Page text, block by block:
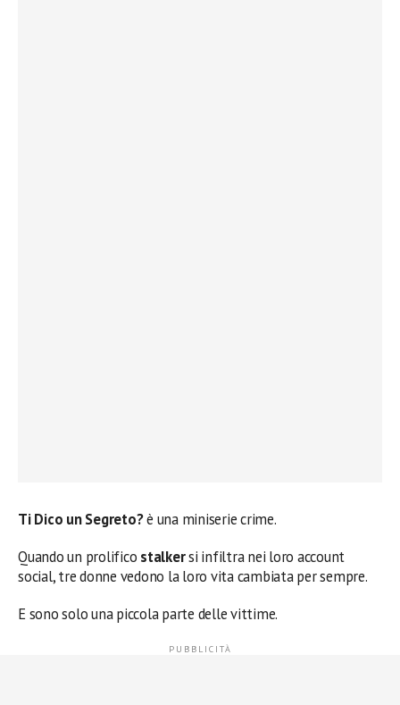
Ti Dico un Segreto?è una miniserie crime.
Quando un prolifico stalkersi infiltra nei loro account
social, tre donne vedono la loro vita cambiata per sempre.
E sono solo una piccola parte delle vittime.